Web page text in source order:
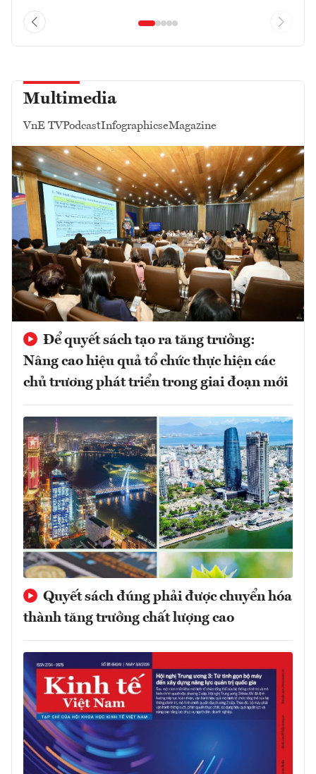
Multimedia
VnE TVPodcastInfographicseMagazine
Để quyết sách tạo ra tăng trưởng:
Nâng cao hiệu quả tổ chức thực hiện các
chủ trương phát triển trong giai đoạn mới
Quyết sách đúng phải được chuyển hóa
thành tăng trưởng chất lượng cao